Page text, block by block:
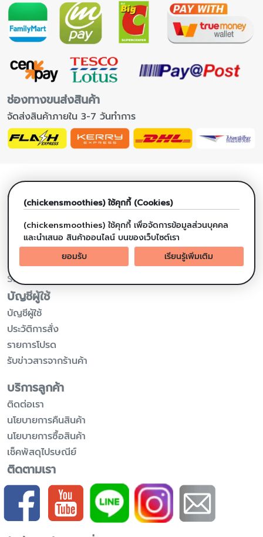
ช่องทางขนส่งสินค้า
จัดส่งสินค้าภายใน 3-7 วันทำการ
ข้อมูลร้านค้า
นโยบายความเป็นส่วนตัว
นโยบายการจัดส่งสินค้า
นโยบายการแก้ปัญหาข้อร้องเรียน
Sitemap
บัญชีผู้ใช้
บัญชีผู้ใช้
ประวัติการสั่ง
รายการโปรด
รับข่าวสารจากร้านค้า
บริการลูกค้า
ติดต่อเรา
นโยบายการคืนสินค้า
นโยบายการซื้อสินค้า
เช็คพัสดุไปรษณีย์
ติดตามเรา
(chickensmoothies) ใช้คุกกี้ (Cookies)
(chickensmoothies) ใช้คุกกี้ เพื่อจัดการข้อมูลส่วนบุคคล
และนำเสนอ สินค้าออนไลน์ บนของเว็บไซต์เรา
ยอมรับ
เรียนรู้เพิ่มเติม